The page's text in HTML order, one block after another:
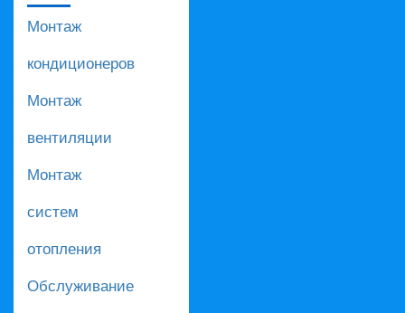
Монтаж
кондиционеров
Монтаж
вентиляции
Монтаж
систем
отопления
Обслуживание